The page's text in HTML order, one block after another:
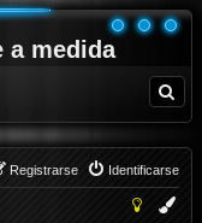
a medida
u
Identificarse
Registrarse